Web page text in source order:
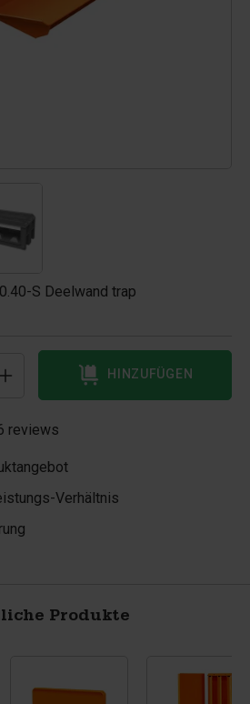
S Deelwand trap
HINZUFÜGEN
reviews
Verhältnis
Produkte